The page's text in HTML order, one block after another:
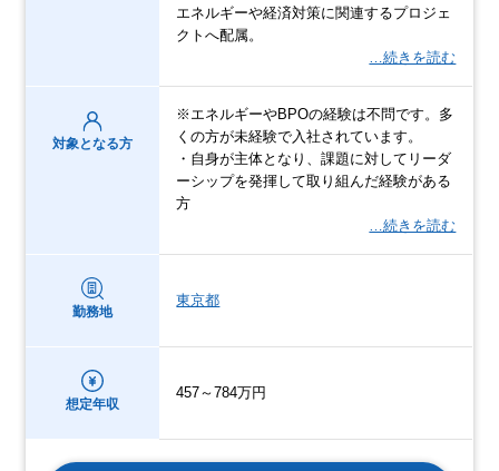
エネルギーや経済対策に関連するプロジェ
クトへ配属。
…続きを読む
対象となる方
※エネルギーやBPOの経験は不問です。多
くの方が未経験で入社されています。
・自身が主体となり、課題に対してリーダ
ーシップを発揮して取り組んだ経験がある
方
…続きを読む
勤務地
東京都
想定年収
457～784万円